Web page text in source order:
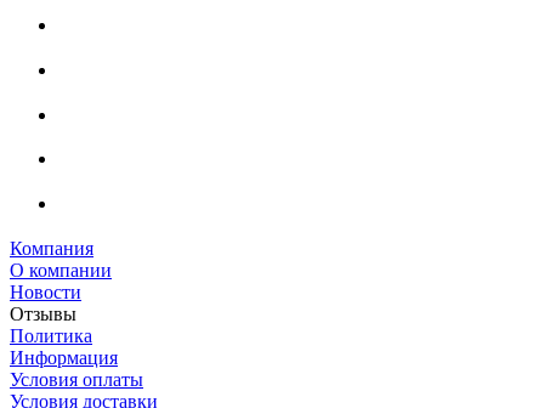
Компания
О компании
Новости
Отзывы
Политика
Информация
Условия оплаты
Условия доставки